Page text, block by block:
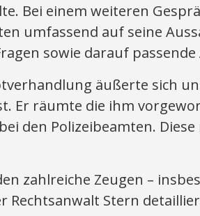
Bei einem weiteren
umfassend auf seine
sowie darauf
äußerte sich
Er räumte die ihm
den Polizeibeamten.
zahlreiche Zeugen –
Rechtsanwalt Stern